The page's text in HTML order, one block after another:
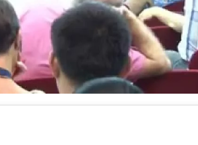
Video